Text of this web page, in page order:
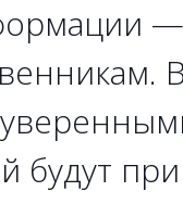
будут